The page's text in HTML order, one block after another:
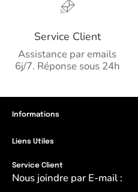
Service Client
Assistance par emails
6j/7. Réponse sous 24h
Informations
Liens Utiles
Service Client
Nous joindre par E-mail :